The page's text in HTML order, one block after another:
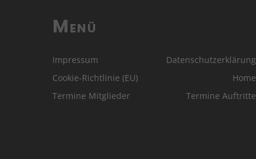
Menü
Impressum
Datenschutzerklärung
Cookie-Richtlinie (EU)
Home
Termine Mitglieder
Termine Auftritte